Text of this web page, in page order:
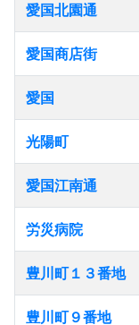
愛国北園通
愛国商店街
愛国
光陽町
愛国江南通
労災病院
豊川町１３番地
豊川町９番地
愛国北園通
愛国商店街
愛国
光陽町
愛国江南通
労災病院
豊川町１３番地
豊川町９番地